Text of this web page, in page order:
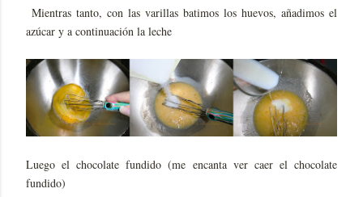
Mientras tanto, con las varillas batimos los huevos, añadimos el
azúcar y a continuación la leche
Luego el chocolate fundido (me encanta ver caer el chocolate
fundido)